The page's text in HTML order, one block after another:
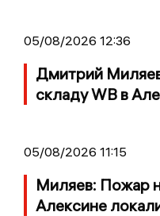
05/08/2026 12:36
Дмитрий
складу WB в
05/08/2026 11:15
Миляев: Пожар
Алексине